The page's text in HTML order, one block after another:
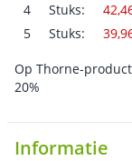
4
Stuks:
5
Stuks:
Op Thorne-
20%
Informatie